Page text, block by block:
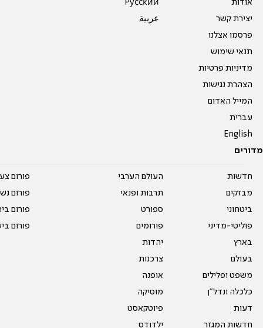
אודות
יצירת קשר
פרסמו אצלנו
תנאי שימוש
מדיניות פרטיות
הצהרת נגישות
המייל האדום
עברית
English
Pусский
عربية
מדורים
חדשות
מבזקים
ביטחוני
פוליטי-מדיני
בארץ
בעולם
משפט ופלילים
כלכלה ונדל"ן
דעות
חדשות המגזר
העולם הערבי
תרבות ופנאי
ספורט
פורומים
יהדות
צרכנות
אופנה
מוסיקה
פיוטקאסט
ילדודס
פורום
פורום
פורום
פורום